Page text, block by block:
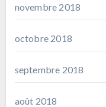
novembre 2018
octobre 2018
septembre 2018
août 2018